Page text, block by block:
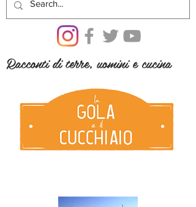
Racconti di terre, uomini e cucina